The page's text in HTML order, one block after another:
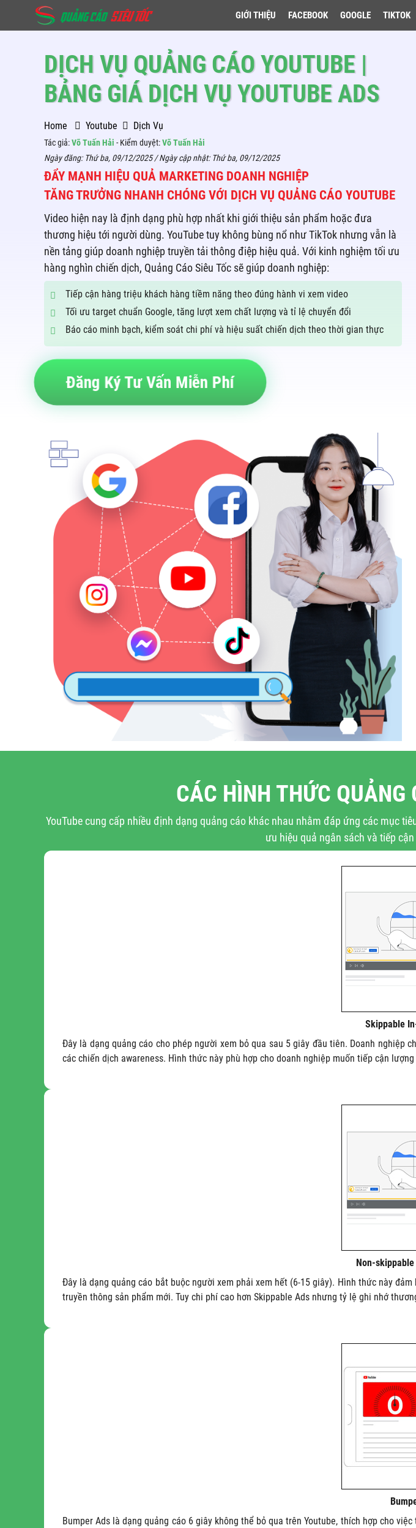
GIỚI THIỆU FACEBOOK GOOGLE TIKTOK
DỊCH VỤ QUẢNG CÁO YOUTUBE |
BẢNG GIÁ DỊCH VỤ YOUTUBE ADS
Home Youtube Dịch Vụ
Tác giả:Võ Tuấn Hải - Kiểm duyệt:Võ Tuấn Hải
Ngày đăng: Thứ ba, 09/12/2025/ Ngày cập nhật: Thứ ba, 09/12/2025
ĐẨY MẠNH HIỆU QUẢ MARKETING DOANH NGHIỆP
TĂNG TRƯỞNG NHANH CHÓNG VỚI DỊCH VỤ QUẢNG CÁO YOUTUBE
Video hiện nay là định dạng phù hợp nhất khi giới thiệu sản phẩm hoặc đưa
thương hiệu tới người dùng. YouTube tuy không bùng nổ như TikTok nhưng vẫn là
nền tảng giúp doanh nghiệp truyền tải thông điệp hiệu quả. Với kinh nghiệm tối ưu
hàng nghìn chiến dịch, Quảng Cáo Siêu Tốc sẽ giúp doanh nghiệp:
Tiếp cận hàng triệu khách hàng tiềm năng theo đúng hành vi xem video
Tối ưu target chuẩn Google, tăng lượt xem chất lượng và tỉ lệ chuyển đổi
Báo cáo minh bạch, kiểm soát chi phí và hiệu suất chiến dịch theo thời gian thực
Đăng Ký Tư Vấn Miễn Phí
CÁC HÌNH THỨC QUẢNG
YouTube cung cấp nhiều định dạng quảng cáo khác nhau nhằm đáp ứng các mục
ưu hiệu quả ngân sách và tiếp
Skippable
Đây là dạng quảng cáo cho phép người xem bỏ qua sau 5 giây đầu tiên. Doanh
các chiến dịch awareness. Hình thức này phù hợp cho doanh nghiệp muốn tiếp cận
Non-
Đây là dạng quảng cáo bắt buộc người xem phải xem hết (6-15 giây). Hình thức này
truyền thông sản phẩm mới. Tuy chi phí cao hơn Skippable Ads nhưng tỷ lệ ghi nhớ
Bumper Ads là dạng quảng cáo 6 giây không thể bỏ qua trên Youtube, thích hợp cho